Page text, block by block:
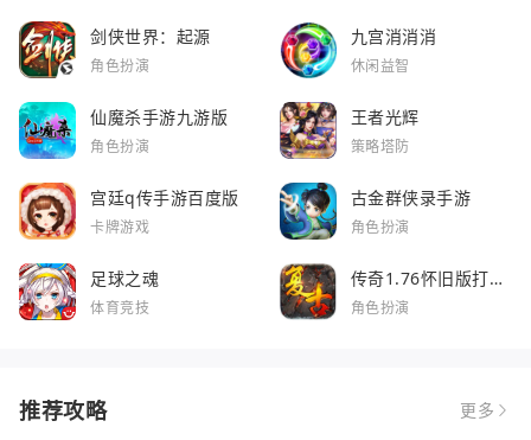
剑侠世界：起源
角色扮演
九宫消消消
休闲益智
仙魔杀手游九游版
角色扮演
王者光辉
策略塔防
宫廷q传手游百度版
卡牌游戏
古金群侠录手游
角色扮演
足球之魂
体育竞技
传奇1.76怀旧版打金
服
角色扮演
推荐攻略 更多